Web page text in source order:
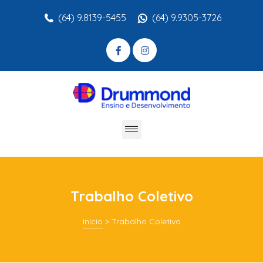
(64) 9.8139-5455 (64) 9.9305-3726
Trabalho Coletivo
Início > Trabalho Coletivo